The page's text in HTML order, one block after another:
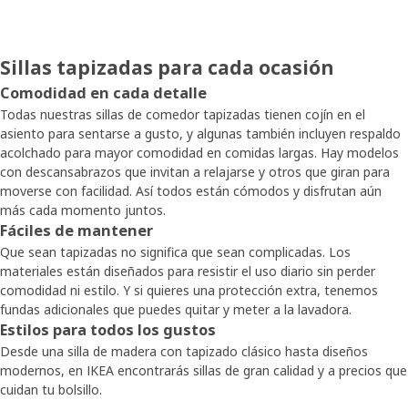
Sillas tapizadas para cada ocasión
Comodidad en cada detalle
Todas nuestras sillas de comedor tapizadas tienen cojín en el
asiento para sentarse a gusto, y algunas también incluyen respaldo
acolchado para mayor comodidad en comidas largas. Hay modelos
con descansabrazos que invitan a relajarse y otros que giran para
moverse con facilidad. Así todos están cómodos y disfrutan aún
más cada momento juntos.
Fáciles de mantener
Que sean tapizadas no significa que sean complicadas. Los
materiales están diseñados para resistir el uso diario sin perder
comodidad ni estilo. Y si quieres una protección extra, tenemos
fundas adicionales que puedes quitar y meter a la lavadora.
Estilos para todos los gustos
Desde una silla de madera con tapizado clásico hasta diseños
modernos, en IKEA encontrarás sillas de gran calidad y a precios que
cuidan tu bolsillo.